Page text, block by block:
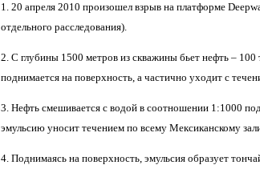
1. 20 апреля 2010 произошел взрыв на платформе
отдельного расследования).
2. С глубины 1500 метров из скважины бьет нефть –
поднимается на поверхность, а частично уходит с
3. Нефть смешивается с водой в соотношении 1:1000
эмульсию уносит течением по всему Мексиканскому
4. Поднимаясь на поверхность, эмульсия образует